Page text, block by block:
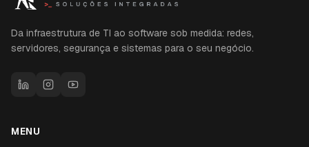
Da infraestrutura de TI ao software sob medida: redes,
servidores, segurança e sistemas para o seu negócio.
MENU